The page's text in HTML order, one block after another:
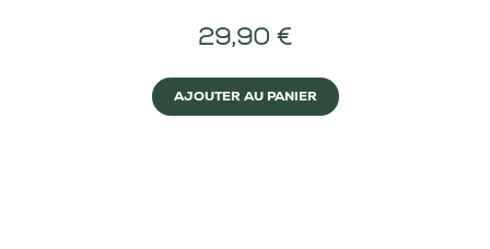
29,90 €
AJOUTER AU PANIER